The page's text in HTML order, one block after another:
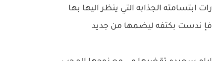
رات ابتسامته الجذابه التي ينظر اليها بها
فإ ندست بكتفه ليضمها من جديد